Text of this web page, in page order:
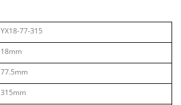
YX18-77-315
18mm
77.5mm
315mm